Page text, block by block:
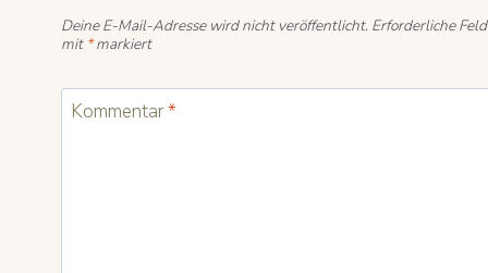
Deine E-Mail-Adresse wird nicht veröffentlicht. Erforderliche
mit *markiert
Kommentar*